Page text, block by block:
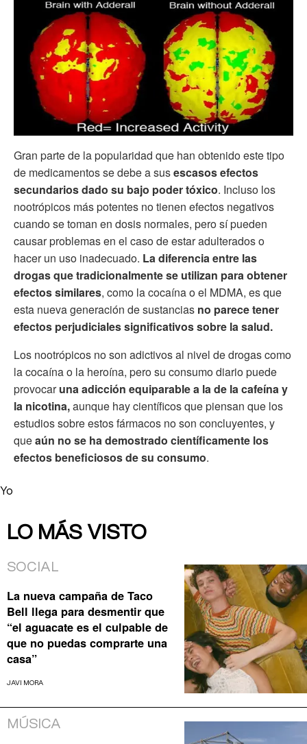
Gran parte de la popularidad que han obtenido este tipo
de medicamentos se debe a susescasos efectos
secundarios dado su bajo poder tóxico. Incluso los
nootrópicos más potentes no tienen efectos negativos
cuando se toman en dosis normales, pero sí pueden
causar problemas en el caso de estar adulterados o
hacer un uso inadecuado. La diferencia entre las
drogas que tradicionalmente se utilizan para obtener
efectos similares, como la cocaína o el MDMA, es que
esta nueva generación de sustancias no parece tener
efectos perjudiciales significativos sobre la salud.
Los nootrópicos no son adictivos al nivel de drogas como
la cocaína o la heroína, pero su consumo diario puede
provocaruna adicción equiparable a la de la cafeína y
la nicotina,aunque hay científicos que piensan que los
estudios sobre estos fármacos no son concluyentes, y
queaún no se ha demostrado científicamente los
efectos beneficiosos de su consumo.
Yo
LO MÁS VISTO
SOCIAL
La nueva campaña de Taco
Bell llega para desmentir que
“el aguacate es el culpable de
que no puedas comprarte una
casa”
JAVI MORA
MÚSICA